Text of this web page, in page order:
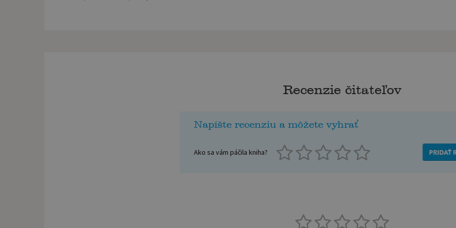
Recenzie čitateľov
Napíšte recenziu a môžete vyhrať
Ako sa vám páčila kniha? PRIDAŤ